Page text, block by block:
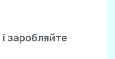
заробляйте